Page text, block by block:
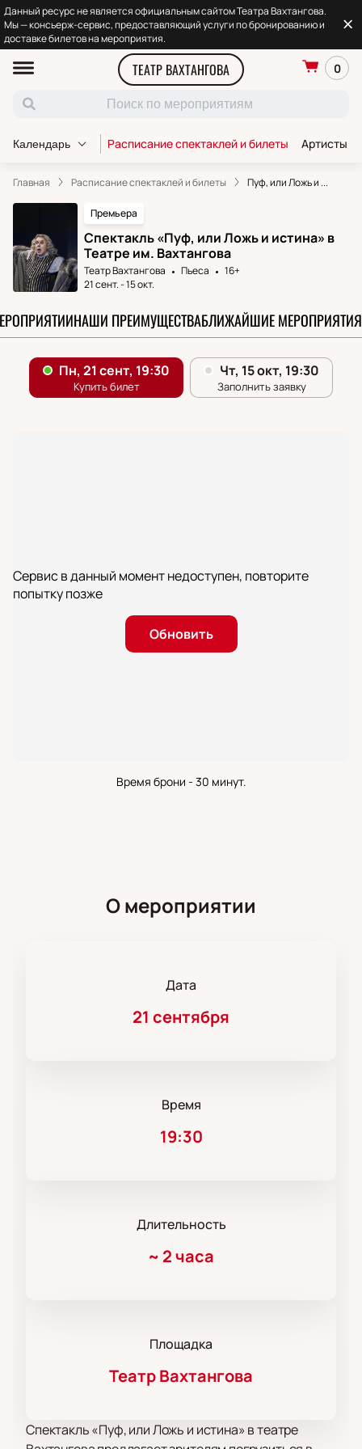
Данный ресурс не является официальным сайтом Театра Вахтангова.
Мы — консьерж-сервис, предоставляющий услуги по бронированию и
доставке билетов на мероприятия.
ТЕАТР ВАХТАНГОВА 0
Календарь Расписание спектаклей и билеты Артисты
Главная Расписание спектаклей и билеты Пуф, или Ложь и ...
Премьера
Спектакль «Пуф, или Ложь и истина» в
Театре им. Вахтангова
Театр Вахтангова Пьеса
16+
21 сент.-15 окт.
НАШИ ПРЕИМУЩЕСТВАБЛИЖАЙШИЕ МЕРОПРИЯТИЯ
Сервис в данный момент недоступен, повторите
попытку позже
Обновить
Время брони - 30 минут.
О мероприятии
Дата
21 сентября
Время
19:30
Длительность
~ 2 часа
Площадка
Театр Вахтангова
Спектакль «Пуф, или Ложь и истина» в театре